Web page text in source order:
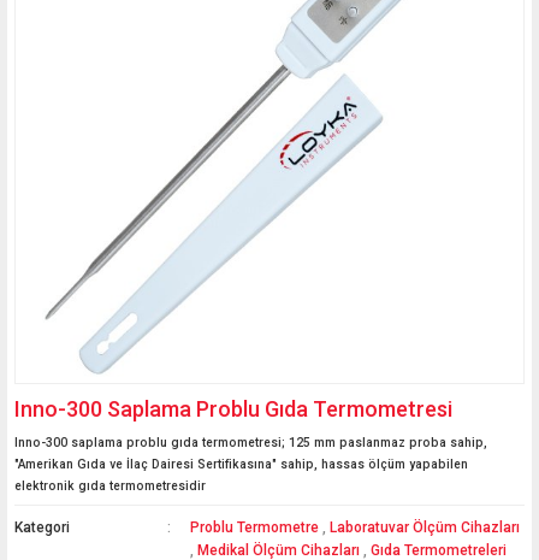
Inno-300 Saplama Problu Gıda Termometresi
Inno-300 saplama problu gıda termometresi; 125 mm paslanmaz proba sahip,
"Amerikan Gıda ve İlaç Dairesi Sertifikasına" sahip, hassas ölçüm yapabilen
elektronik gıda termometresidir
Kategori Problu Termometre , Laboratuvar Ölçüm Cihazları
, Medikal Ölçüm Cihazları ,Gıda Termometreleri